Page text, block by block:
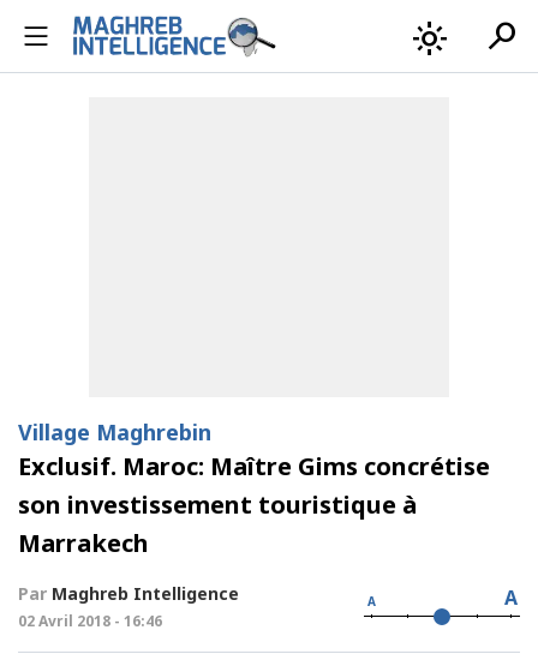
light_mode search
Village Maghrebin
Exclusif. Maroc: Maître Gims concrétise
son investissement touristique à
Marrakech
Par Maghreb Intelligence
02 Avril 2018 - 16:46
A A